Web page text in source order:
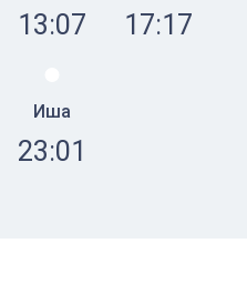
13:07 17:17
Иша
23:01